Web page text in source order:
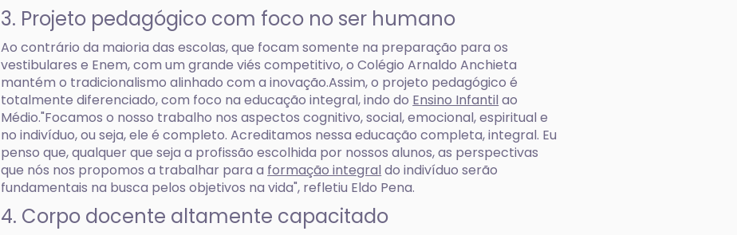
3. Projeto pedagógico com foco no ser humano
Ao contrário da maioria das escolas, que focam somente na preparação para os
vestibulares e Enem, com um grande viés competitivo, o Colégio Arnaldo Anchieta
mantém o tradicionalismo alinhado com a inovação.Assim, o projeto pedagógico é
totalmente diferenciado, com foco na educação integral, indo do Ensino Infantilao
Médio."Focamos o nosso trabalho nos aspectos cognitivo, social, emocional, espiritual e
no indivíduo, ou seja, ele é completo. Acreditamos nessa educação completa, integral. Eu
penso que, qualquer que seja a profissão escolhida por nossos alunos, as perspectivas
que nós nos propomos a trabalhar para a formação integraldo indivíduo serão
fundamentais na busca pelos objetivos na vida", refletiu Eldo Pena.
4. Corpo docente altamente capacitado